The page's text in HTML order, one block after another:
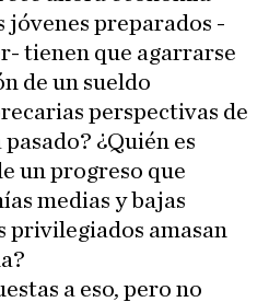
jóvenes preparados -
tienen que agarrarse
de un sueldo
perspectivas de
¿Quién es
un progreso que
medias y bajas
privilegiados amasan
a eso, pero no